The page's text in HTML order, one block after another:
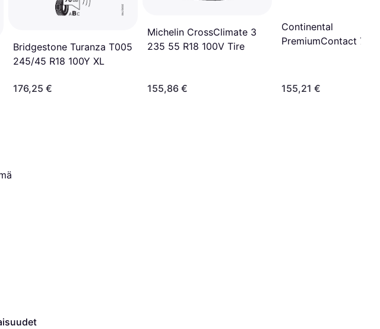
Bridgestone Turanza T005
245/45 R18 100Y XL
176,25 €
Michelin CrossClimate 3
235 55 R18 100V Tire
155,86 €
Continental
PremiumContact 7
155,21 €